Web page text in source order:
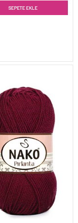
SEPETE EKLE